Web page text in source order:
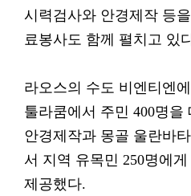
시력검사와 안경제작 등
료봉사도 함께 펼치고 있
라오스의 수도 비엔티엔
툴라쿰에서 주민 400명
안경제작과 몽골 울란바
서 지역 유목민 250명에
제공했다.